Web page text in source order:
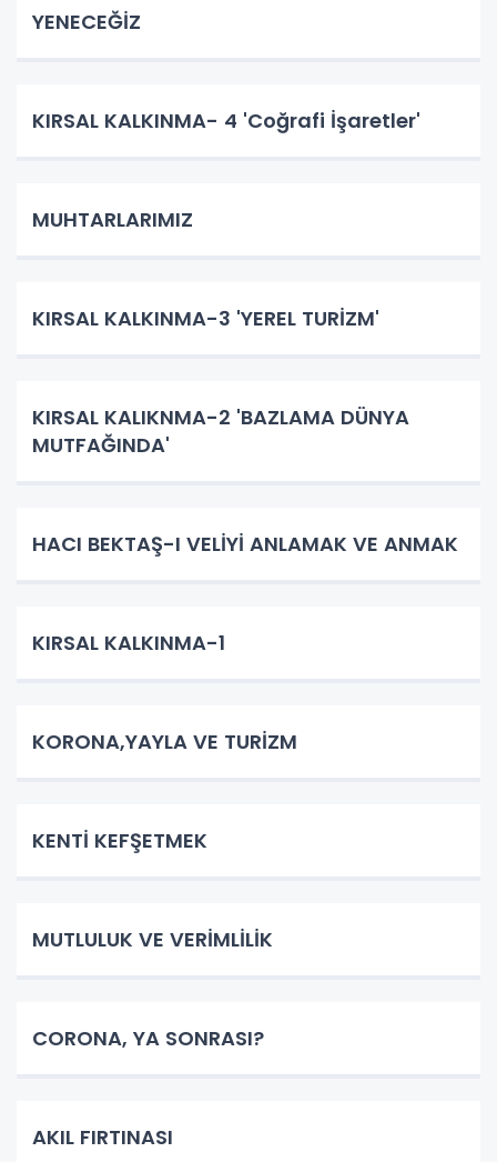
YENECEĞİZ
KIRSAL KALKINMA- 4 'Coğrafi İşaretler'
MUHTARLARIMIZ
KIRSAL KALKINMA-3 'YEREL TURİZM'
KIRSAL KALIKNMA-2 'BAZLAMA DÜNYA
MUTFAĞINDA'
HACI BEKTAŞ-I VELİYİ ANLAMAK VE ANMAK
KIRSAL KALKINMA-1
KORONA,YAYLA VE TURİZM
KENTİ KEFŞETMEK
MUTLULUK VE VERİMLİLİK
CORONA, YA SONRASI?
AKIL FIRTINASI